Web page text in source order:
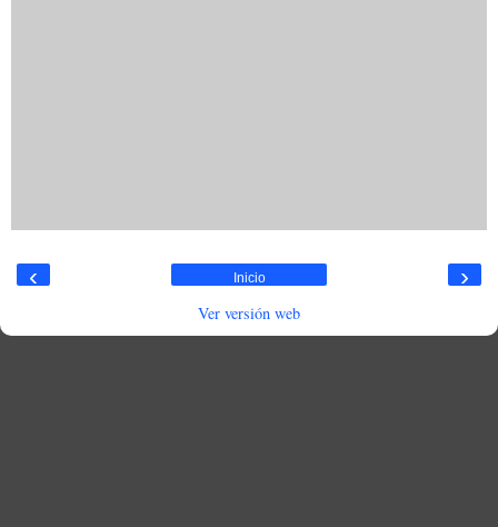
‹ ›
Inicio
Ver versión web